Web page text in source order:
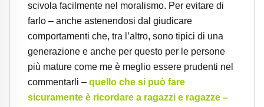
scivola facilmente nel moralismo. Per evitare di
farlo – anche astenendosi dal giudicare
comportamenti che, tra l’altro, sono tipici di una
generazione e anche per questo per le persone
più mature come me è meglio essere prudenti nel
commentarli – quello che si può fare
sicuramente è ricordare a ragazzi e ragazze –